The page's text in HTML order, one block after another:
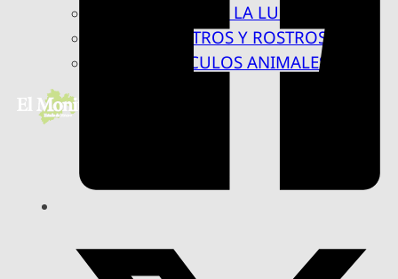
BAJO LA LUPA
RASTROS Y ROSTROS
VÍNCULOS ANIMALES